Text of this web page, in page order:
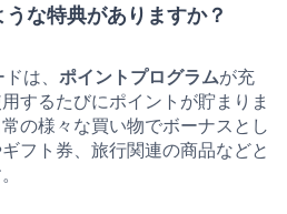
な特典がありますか？
は、 ポイントプログラムが充
するたびにポイントが貯まりま
の様々な買い物でボーナスとし
フト券、旅行関連の商品などと